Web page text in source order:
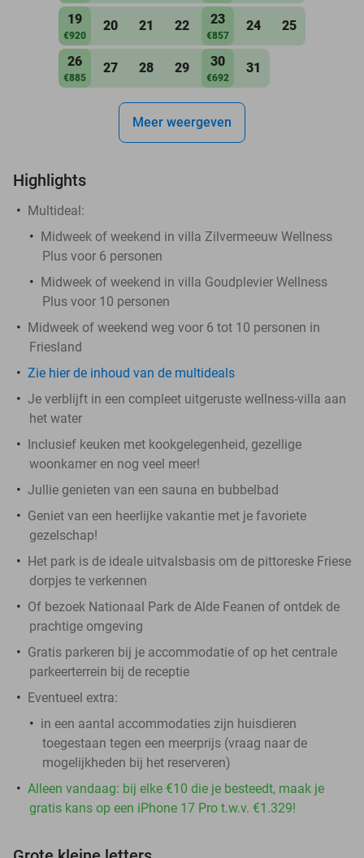
19
€920
20 21 22 23
€857
24 25
26
€885
27 28 29 30
€692
31
Meer weergeven
Highlights
Multideal:
Midweek of weekend in villa Zilvermeeuw Wellness
Plus voor 6 personen
Midweek of weekend in villa Goudplevier Wellness
Plus voor 10 personen
Midweek of weekend weg voor 6 tot 10 personen in
Friesland
Zie hier de inhoud van de multideals
Je verblijft in een compleet uitgeruste wellness-villa aan
het water
Inclusief keuken met kookgelegenheid, gezellige
woonkamer en nog veel meer!
Jullie genieten van een sauna en bubbelbad
Geniet van een heerlijke vakantie met je favoriete
gezelschap!
Het park is de ideale uitvalsbasis om de pittoreske Friese
dorpjes te verkennen
Of bezoek Nationaal Park de Alde Feanen of ontdek de
prachtige omgeving
Gratis parkeren bij je accommodatie of op het centrale
parkeerterrein bij de receptie
Eventueel extra:
in een aantal accommodaties zijn huisdieren
toegestaan tegen een meerprijs (vraag naar de
mogelijkheden bij het reserveren)
Alleen vandaag: bij elke €10 die je besteedt, maak je
gratis kans op een iPhone 17 Pro t.w.v. €1.329!